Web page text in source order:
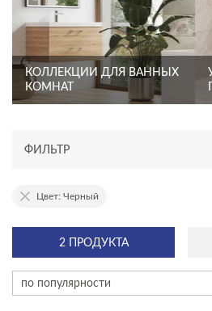
КОЛЛЕКЦИИ ДЛЯ ВАННЫХ
КОМНАТ
ФИЛЬТР
АССОРТИМЕНТ
новинка
ТИП ПРОДУКТА
2 ПРОДУКТА
по популярности
Цвет: Черный